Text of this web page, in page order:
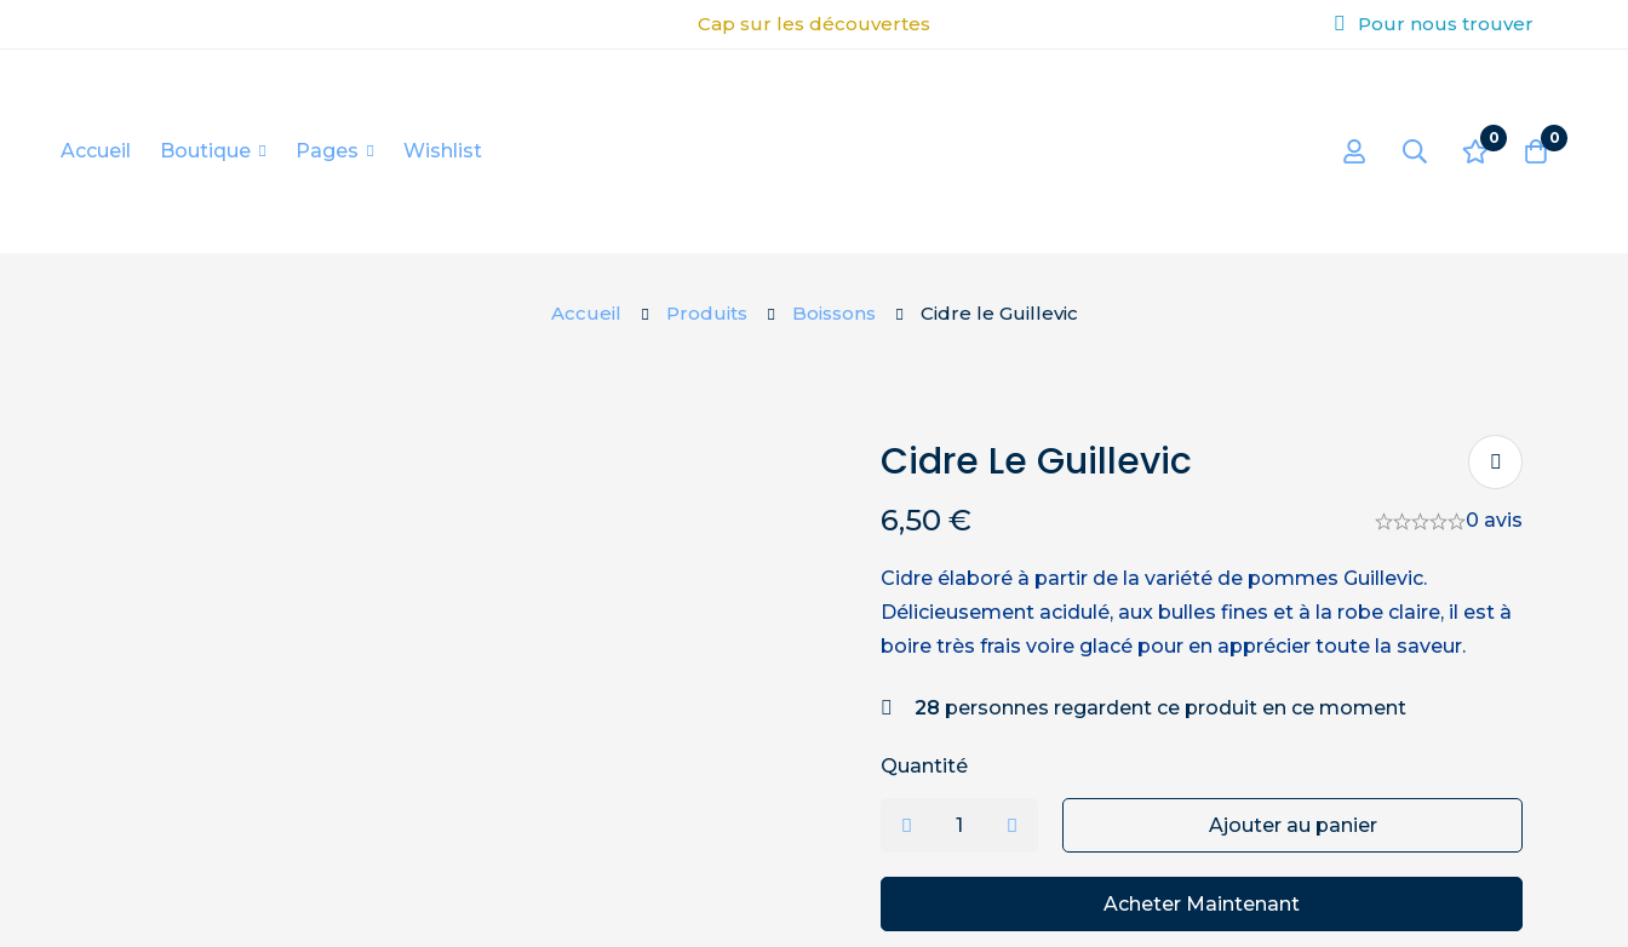
Cap sur les découvertes Pour nous trouver
Accueil Boutique Pages Wishlist
0 0
Accueil Produits Boissons Cidre le Guillevic
Cidre Le Guillevic
6,50 € 0 avis
Cidre élaboré à partir de la variété de pommes Guillevic.
Délicieusement acidulé, aux bulles fines et à la robe claire, il est à
boire très frais voire glacé pour en apprécier toute la saveur.
28 personnes regardent ce produit en ce moment
Quantité
Ajouter au panier
Acheter Maintenant